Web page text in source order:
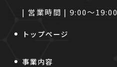
| 営業時間 | 9:00～19:00
トップページ
事業内容